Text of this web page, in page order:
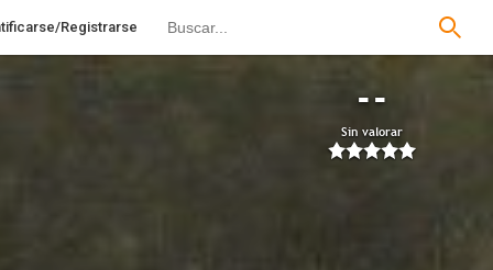
Registrarse
--
Sin valorar